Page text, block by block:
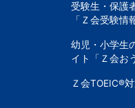
受験生・保護
「Ｚ会受験情
幼児・小学生
イト「Ｚ会お
Ｚ会TOEIC®